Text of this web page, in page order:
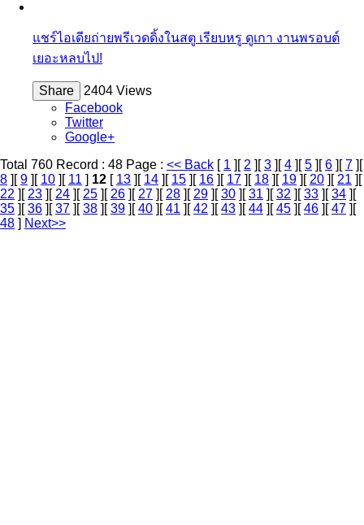
แชร์ไอเดียถ่ายพรีเวดดิ้งในสตู เรียบหรู ดูเกา งานพรอบต์
เยอะหลบไป!
Share
2404 Views
Facebook
Twitter
Google+
Total 760 Record : 48 Page : << Back [ 1 ][ 2 ][3 ][4 ][5 ][6 ][7 ][
8 ][9 ][ 10 ][ 11 ] 12 [ 13 ][ 14 ][ 15 ][ 16 ][ 17 ][ 18 ][ 19 ][ 20 ][ 21 ][
22 ][ 23 ][ 24 ][ 25 ][ 26 ][ 27 ][ 28 ][ 29 ][30 ][31 ][32 ][33 ][34 ][
35 ][36 ][37 ][38 ][39 ][40 ][41 ][42 ][43 ][44 ][45 ][46 ][47 ][
48 ] Next>>